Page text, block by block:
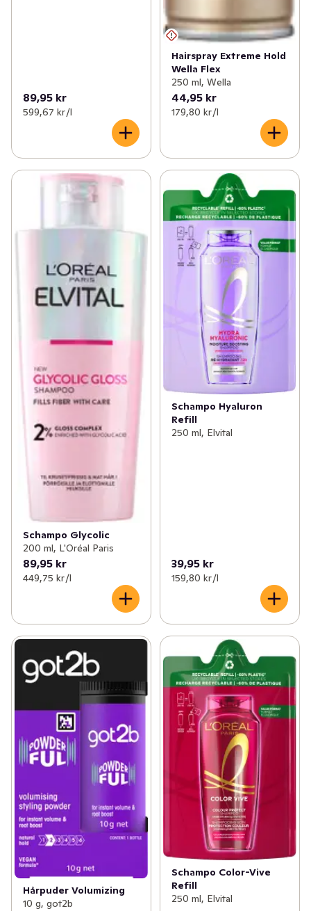
89,95 kr
599,67 kr /l
Hairspray Extreme Hold
Wella Flex
250 ml, Wella
44,95 kr
179,80 kr /l
Schampo Glycolic
200 ml, L'Oréal Paris
89,95 kr
449,75 kr /l
Schampo Hyaluron
Refill
250 ml, Elvital
39,95 kr
159,80 kr /l
Hårpuder Volumizing
10 g, got2b
Schampo Color-Vive
Refill
250 ml, Elvital